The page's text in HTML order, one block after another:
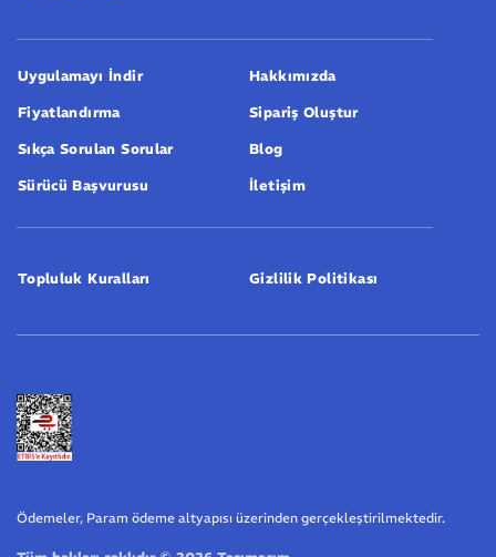
Uygulamayı İndir Hakkımızda
Fiyatlandırma Sipariş Oluştur
Sıkça Sorulan Sorular Blog
Sürücü Başvurusu İletişim
Topluluk Kuralları Gizlilik Politikası
Ödemeler, Param ödeme altyapısı üzerinden gerçekleştirilmektedir.